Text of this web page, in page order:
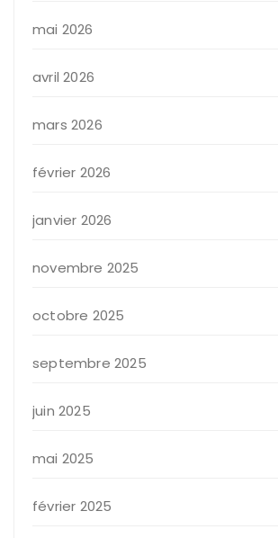
mai 2026
avril 2026
mars 2026
février 2026
janvier 2026
novembre 2025
octobre 2025
septembre 2025
juin 2025
mai 2025
février 2025